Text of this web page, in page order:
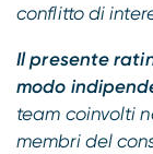
conflitto di
Il presente
modo
team coinvolti
membri del